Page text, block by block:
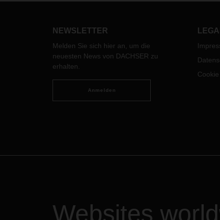
NEWSLETTER
Melden Sie sich hier an, um die
neuesten News von DACHSER zu
erhalten.
Anmelden
Websites